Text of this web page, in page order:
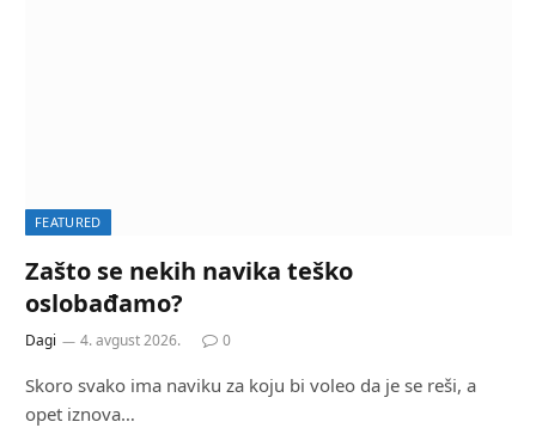
FEATURED
Zašto se nekih navika teško
oslobađamo?
Dagi 4. avgust 2026. 0
Skoro svako ima naviku za koju bi voleo da je se reši, a
opet iznova…